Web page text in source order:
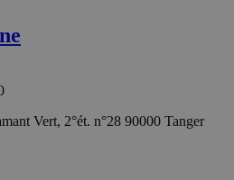
Vert, 2°ét. n°28 90000 Tanger